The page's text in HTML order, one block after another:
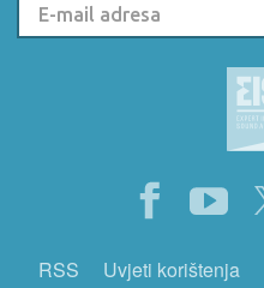
RSS Uvjeti korištenja